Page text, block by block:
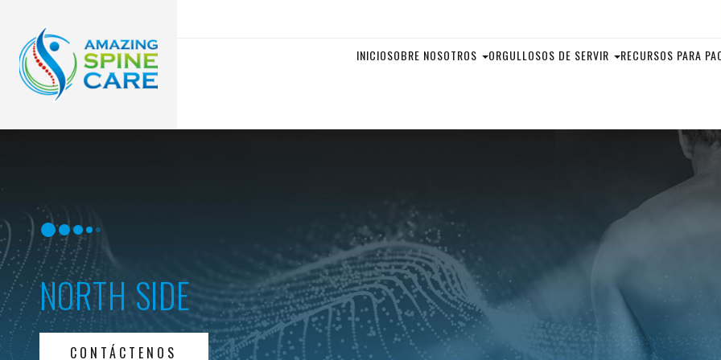
INICIOSOBRE NOSOTROS ORGULLOSOS DE SERVIR RECURSOS PARA
NORTH SIDE
CONTÁCTENOS